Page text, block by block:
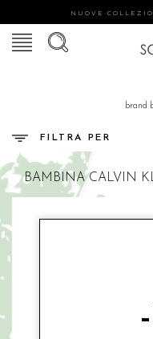
NUOVE
brand
FILTRA PER
BAMBINACALVIN